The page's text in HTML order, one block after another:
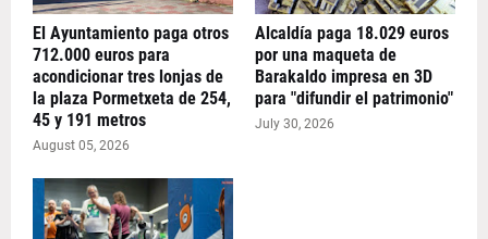
El Ayuntamiento paga otros
712.000 euros para
acondicionar tres lonjas de
la plaza Pormetxeta de 254,
45 y 191 metros
August 05, 2026
Alcaldía paga 18.029 euros
por una maqueta de
Barakaldo impresa en 3D
para "difundir el patrimonio"
July 30, 2026